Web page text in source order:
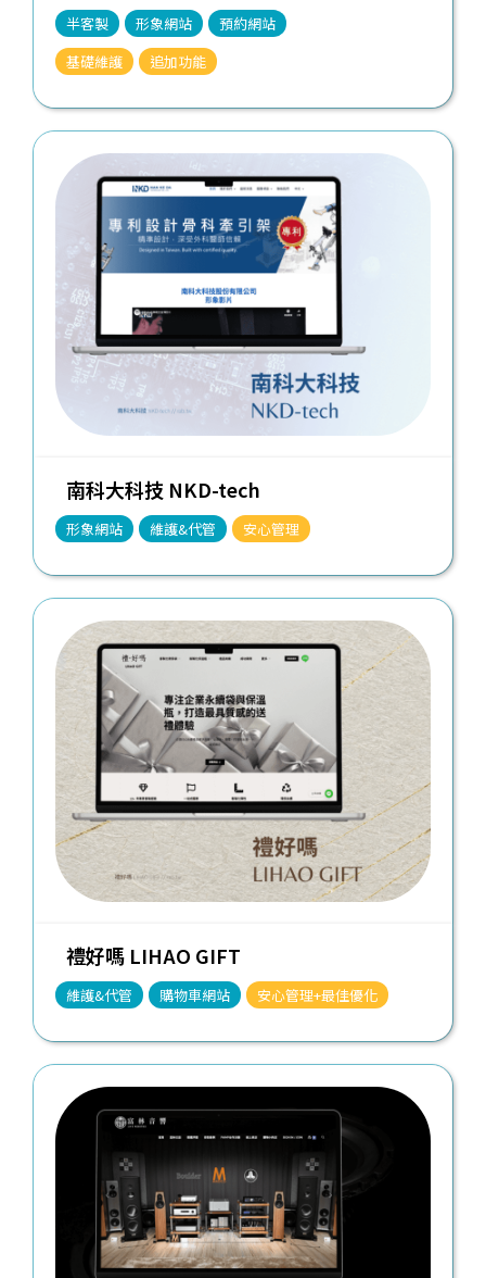
半客製 形象網站
預約網站
基礎維護
追加功能
南科大科技 NKD-tech
形象網站 維護&代管 安心管理
禮好嗎 LIHAO GIFT
維護&代管 購物車網站 安心管理+最佳優化